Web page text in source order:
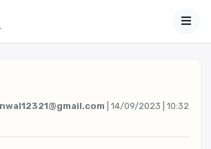
| 14/09/2023 | 10:32